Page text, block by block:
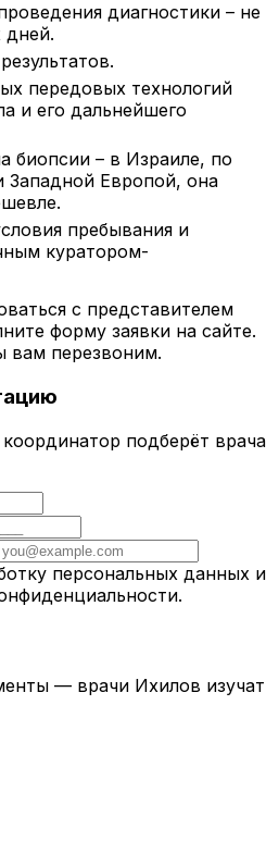
диагностики – не
дней.
передовых технологий
и его дальнейшего
биопсии – в Израиле, по
Европой, она
пребывания и
куратором-
с представителем
форму заявки на сайте.
вам перезвоним.
подберёт врача
персональных данных и
.
— врачи Ихилов изучат